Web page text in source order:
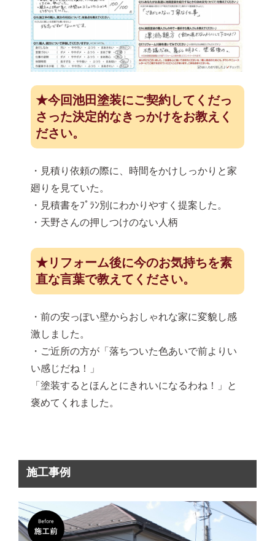
★今回池田塗装にご契約してくだっ
さった決定的なきっかけをお教えく
ださい。
・見積り依頼の際に、時間をかけしっかりと家
廻りを見ていた。
・見積書をﾌﾟﾗﾝ別にわかりやすく提案した。
・天野さんの押しつけのない人柄
★リフォーム後に今のお気持ちを素
直な言葉で教えてください。
・前の安っぽい壁からおしゃれな家に変貌し感
激しました。
・ご近所の方が「落ちついた色あいで前よりい
い感じだね！」
「塗装するとほんとにきれいになるわね！」と
褒めてくれました。
施工事例